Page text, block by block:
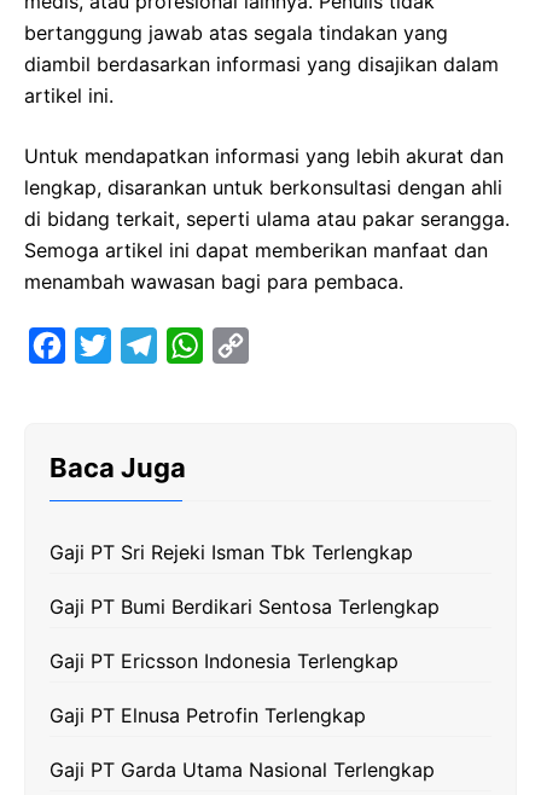
bertanggung jawab atas segala tindakan yang
diambil berdasarkan informasi yang disajikan dalam
artikel ini.
Untuk mendapatkan informasi yang lebih akurat dan
lengkap, disarankan untuk berkonsultasi dengan ahli
di bidang terkait, seperti ulama atau pakar serangga.
Semoga artikel ini dapat memberikan manfaat dan
menambah wawasan bagi para pembaca.
o
k
g
a
m
W
p
p
n
k
Baca Juga
Gaji PT Sri Rejeki Isman Tbk Terlengkap
Gaji PT Bumi Berdikari Sentosa Terlengkap
Gaji PT Ericsson Indonesia Terlengkap
Gaji PT Elnusa Petrofin Terlengkap
Gaji PT Garda Utama Nasional Terlengkap